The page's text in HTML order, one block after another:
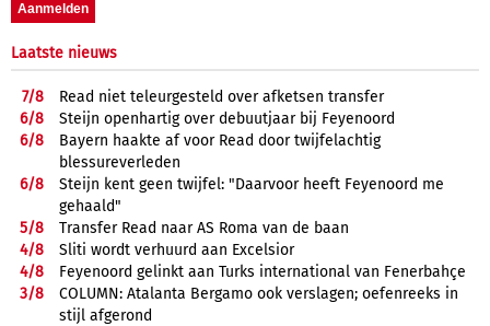
Laatste nieuws
7/8
Read niet teleurgesteld over afketsen transfer
6/8
Steijn openhartig over debuutjaar bij Feyenoord
6/8
Bayern haakte af voor Read door twijfelachtig
blessureverleden
6/8
Steijn kent geen twijfel: "Daarvoor heeft Feyenoord me
gehaald"
5/8
Transfer Read naar AS Roma van de baan
4/8
Sliti wordt verhuurd aan Excelsior
4/8
Feyenoord gelinkt aan Turks international van Fenerbahçe
3/8
COLUMN: Atalanta Bergamo ook verslagen; oefenreeks in
stijl afgerond